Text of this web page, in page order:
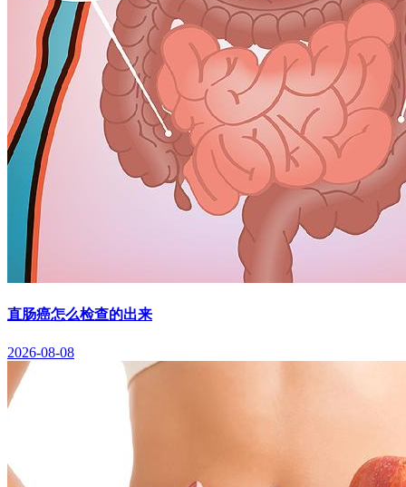
直肠癌怎么检查的出来
2026-08-08